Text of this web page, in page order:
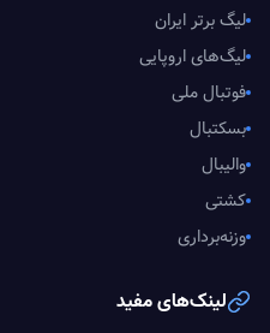
لیگ برتر ایران
لیگ‌های اروپایی
فوتبال ملی
بسکتبال
والیبال
کشتی
وزنه‌برداری
لینک‌های مفید